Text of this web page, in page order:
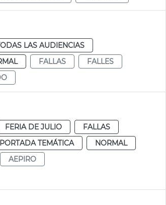
LAS AUDIENCIAS
FALLAS
FALLES
FERIA DE JULIO
FALLAS
TEMÁTICA
NORMAL
AEPIRO